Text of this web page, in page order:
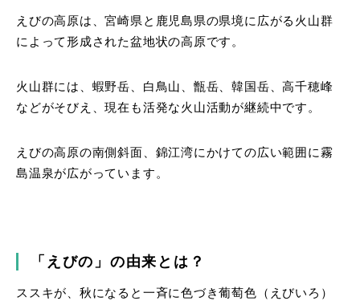
えびの高原は、宮崎県と鹿児島県の県境に広がる火山群
によって形成された盆地状の高原です。
火山群には、蝦野岳、白鳥山、甑岳、韓国岳、高千穂峰
などがそびえ、現在も活発な火山活動が継続中です。
えびの高原の南側斜面、錦江湾にかけての広い範囲に霧
島温泉が広がっています。
「えびの」の由来とは？
ススキが、秋になると一斉に色づき葡萄色（えびいろ）